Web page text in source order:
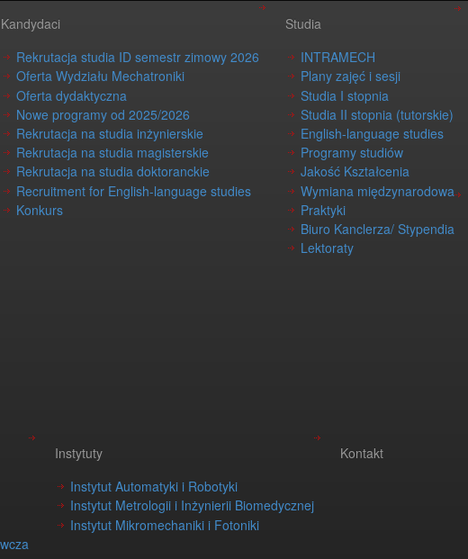
Kandydaci
Rekrutacja studia ID semestr zimowy 2026
Oferta Wydziału Mechatroniki
Oferta dydaktyczna
Nowe programy od 2025/2026
Rekrutacja na studia inżynierskie
Rekrutacja na studia magisterskie
Rekrutacja na studia doktoranckie
Recruitment for English-language studies
Konkurs
Studia
INTRAMECH
Plany zajęć i sesji
Studia I stopnia
Studia II stopnia (tutorskie)
English-language studies
Programy studiów
Jakość Kształcenia
Wymiana międzynarodowa
Praktyki
Biuro Kanclerza/ Stypendia
Lektoraty
Instytuty
Instytut Automatyki i Robotyki
Instytut Metrologii i Inżynierii Biomedycznej
Instytut Mikromechaniki i Fotoniki
Kontakt